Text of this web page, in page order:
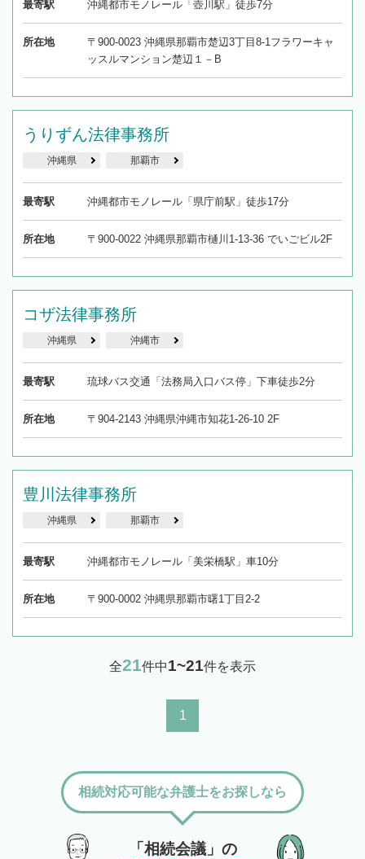
最寄駅 沖縄都市モノレール「壺川駅」徒歩7分
所在地
〒900-0023 沖縄県那覇市楚辺3丁目8-1フラワーキャ
ッスルマンション楚辺１－B
うりずん法律事務所
沖縄県 那覇市
最寄駅 沖縄都市モノレール「県庁前駅」徒歩17分
所在地 〒900-0022 沖縄県那覇市樋川1-13-36 でいごビル2F
コザ法律事務所
沖縄県 沖縄市
最寄駅 琉球バス交通「法務局入口バス停」下車徒歩2分
所在地 〒904-2143 沖縄県沖縄市知花1-26-10 2F
豊川法律事務所
沖縄県 那覇市
最寄駅 沖縄都市モノレール「美栄橋駅」車10分
所在地 〒900-0002 沖縄県那覇市曙1丁目2-2
全21件中1~21件を表示
1
「相続会議」の
相続対応可能な弁護士をお探しなら